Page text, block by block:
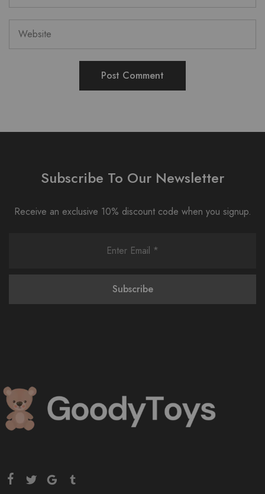
Subscribe To Our Newsletter
Receive an exclusive 10% discount code when you signup.